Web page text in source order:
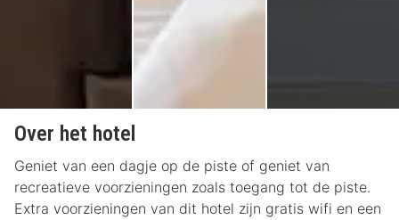
Over het hotel
Geniet van een dagje op de piste of geniet van
recreatieve voorzieningen zoals toegang tot de piste.
Extra voorzieningen van dit hotel zijn gratis wifi en een